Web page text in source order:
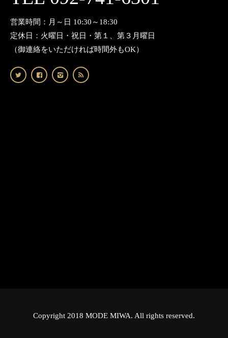
営業時間：月～日 10:30～18:30
定休日：火曜日・祝日・第１、第３月曜日
（御連絡をいただければ時間外もOK）
Copyright 2018 MODE MIWA. All rights reserved.